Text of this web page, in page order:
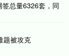
总量6326套，同
题被攻克